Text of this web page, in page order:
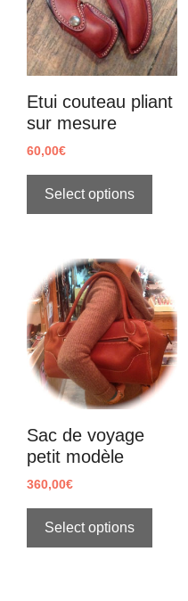
Etui couteau pliant
sur mesure
60,00€
Select options
Sac de voyage
petit modèle
360,00€
Select options